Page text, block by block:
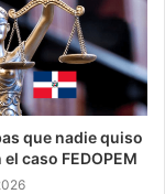
que nadie quiso
caso FEDOPEM